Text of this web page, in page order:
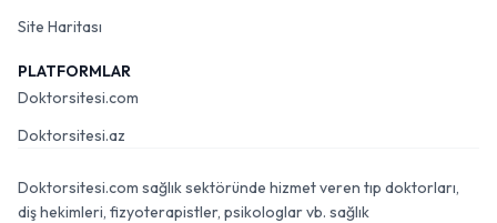
Site Haritası
PLATFORMLAR
Doktorsitesi.com
Doktorsitesi.az
Doktorsitesi.com sağlık sektöründe hizmet veren tıp doktorları,
diş hekimleri, fizyoterapistler, psikologlar vb. sağlık